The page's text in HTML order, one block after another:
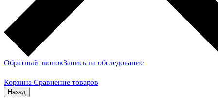
Обратный звонокЗапись на обследование
Корзина Сравнение товаров
Назад